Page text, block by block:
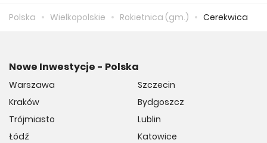
Polska Wielkopolskie Rokietnica (gm.) Cerekwica
Nowe Inwestycje - Polska
Warszawa
Kraków
Trójmiasto
Łódź
Szczecin
Bydgoszcz
Lublin
Katowice